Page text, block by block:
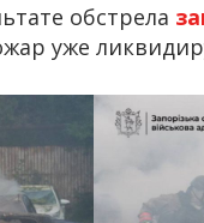
обстрела
уже